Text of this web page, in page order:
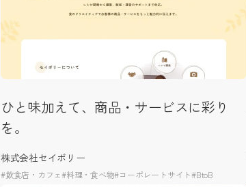
ひと味加えて、商品・サービスに彩り
を。
株式会社セイボリー
#飲食店・カフェ#料理・食べ物#コーポレートサイト#BtoB